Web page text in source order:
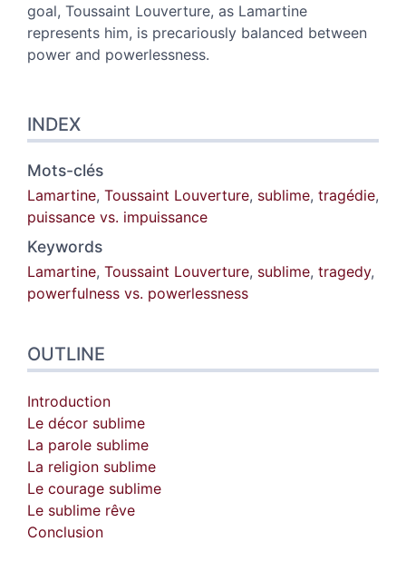
goal, Toussaint Louverture, as Lamartine
represents him, is precariously balanced between
power and powerlessness.
INDEX
Mots-clés
Lamartine, Toussaint Louverture, sublime, tragédie,
puissance vs. impuissance
Keywords
Lamartine, Toussaint Louverture, sublime, tragedy,
powerfulness vs. powerlessness
OUTLINE
Introduction
Le décor sublime
La parole sublime
La religion sublime
Le courage sublime
Le sublime rêve
Conclusion